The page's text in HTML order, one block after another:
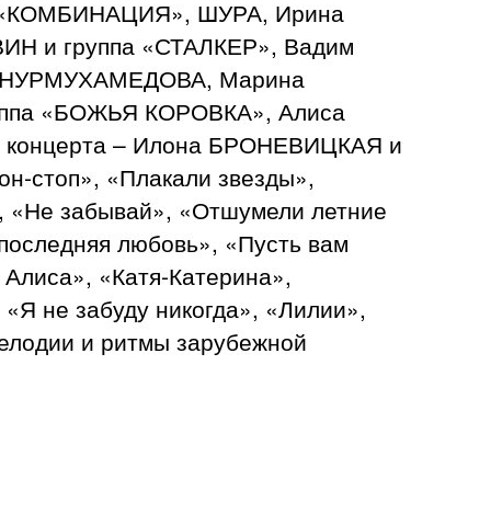
«КОМБИНАЦИЯ», ШУРА, Ирина
и группа «СТАЛКЕР», Вадим
НУРМУХАМЕДОВА, Марина
«БОЖЬЯ КОРОВКА», Алиса
– Илона БРОНЕВИЦКАЯ и
стоп», «Плакали звезды»,
«Не забывай», «Отшумели летние
любовь», «Пусть вам
«Катя-Катерина»,
не забуду никогда», «Лилии»,
и ритмы зарубежной